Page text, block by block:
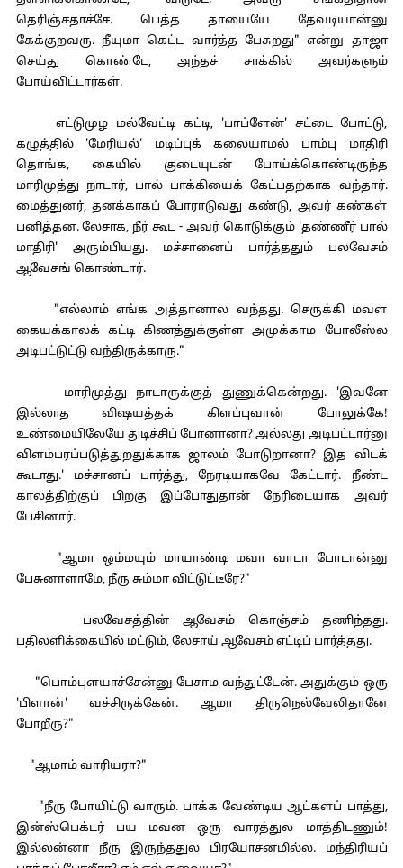
தெரிஞ்சதாச்சே. பெத்த தாயையே தேவடியான்னு
கேக்குறவரு. நீயுமா கெட்ட வார்த்த பேசுறது" என்று தாஜா
செய்து கொண்டே, அந்தச் சாக்கில் அவர்களும்
போய்விட்டார்கள்.
எட்டுமுழ மல்வேட்டி கட்டி, 'பாப்ளேன்' சட்டை போட்டு,
கழுத்தில் 'மேரியல்' மடிப்புக் கலையாமல் பாம்பு மாதிரி
தொங்க, கையில் குடையுடன் போய்க்கொண்டிருந்த
மாரிமுத்து நாடார், பால் பாக்கியைக் கேட்பதற்காக வந்தார்.
மைத்துனர், தனக்காகப் போராடுவது கண்டு, அவர் கண்கள்
பனித்தன. லேசாக, நீர் கூட - அவர் கொடுக்கும் 'தண்ணீர் பால்
மாதிரி' அரும்பியது. மச்சானைப் பார்த்ததும் பலவேசம்
ஆவேசங் கொண்டார்.
"எல்லாம் எங்க அத்தானால வந்தது. செருக்கி மவள
கையக்காலக் கட்டி கிணத்துக்குள்ள அமுக்காம போலீஸ்ல
அடிபட்டுட்டு வந்திருக்காரு."
மாரிமுத்து நாடாருக்குத் துணுக்கென்றது. 'இவனே
இல்லாத விஷயத்தக் கிளப்புவான் போலுக்கே!
உண்மையிலேயே துடிச்சிப் போனானா? அல்லது அடிபட்டார்னு
விளம்பரப்படுத்துறதுக்காக ஜாலம் போடுறானா? இத விடக்
கூடாது.' மச்சானப் பார்த்து, நேரடியாகவே கேட்டார். நீண்ட
காலத்திற்குப் பிறகு இப்போதுதான் நேரிடையாக அவர்
பேசினார்.
"ஆமா ஒம்மயும் மாயாண்டி மவா வாடா போடான்னு
பேசுனாளாமே, நீரு சும்மா விட்டுட்டீரே?"
பலவேசத்தின் ஆவேசம் கொஞ்சம் தணிந்தது.
பதிலளிக்கையில் மட்டும், லேசாய் ஆவேசம் எட்டிப் பார்த்தது.
"பொம்புளயாச்சேன்னு பேசாம வந்துட்டேன். அதுக்கும் ஒரு
'பிளான்' வச்சிருக்கேன். ஆமா திருநெல்வேலிதானே
போறீரு?"
"ஆமாம் வாரியரா?"
"நீரு போயிட்டு வாரும். பாக்க வேண்டிய ஆட்களப் பாத்து,
இன்ஸ்பெக்டர் பய மவன ஒரு வாரத்துல மாத்திடணும்!
இல்லன்னா நீரு இருந்ததுல பிரயோசனமில்ல. மந்திரியப்